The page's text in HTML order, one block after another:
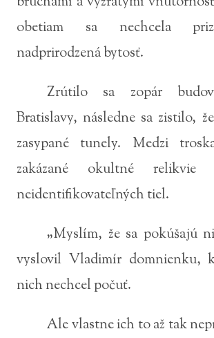
obetiam sa nechcela
nadprirodzená bytosť.
Zrútilo sa zopár
Bratislavy, následne sa zistilo,
zasypané tunely. Medzi
zakázané okultné
neidentifikovateľných tiel.
„Myslím, že sa pokúšajú
vyslovil Vladimír domnienku,
nich nechcel počuť.
Ale vlastne ich to až tak